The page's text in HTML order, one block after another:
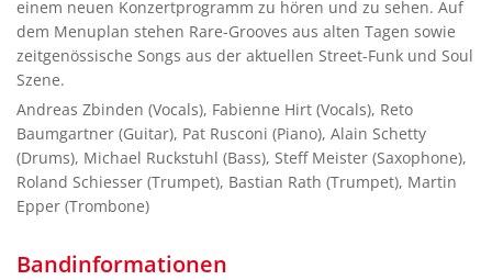
einem neuen Konzertprogramm zu hören und zu sehen. Auf
dem Menuplan stehen Rare-Grooves aus alten Tagen sowie
zeitgenössische Songs aus der aktuellen Street-Funk und Soul
Szene.
Andreas Zbinden (Vocals), Fabienne Hirt (Vocals), Reto
Baumgartner (Guitar), Pat Rusconi (Piano), Alain Schetty
(Drums), Michael Ruckstuhl (Bass), Steff Meister (Saxophone),
Roland Schiesser (Trumpet), Bastian Rath (Trumpet), Martin
Epper (Trombone)
Bandinformationen